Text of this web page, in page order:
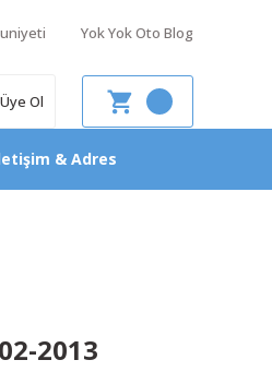
Yok Yok Oto Blog
Üye Ol
& Adres
2013